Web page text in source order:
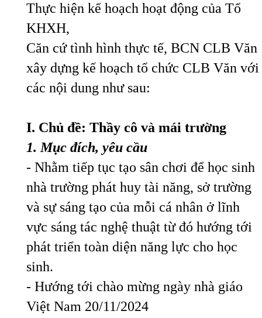
Thực hiện kế hoạch hoạt động của Tổ
KHXH,
Căn cứ tình hình thực tế, BCN CLB Văn
xây dựng kế hoạch tổ chức CLB Văn với
các nội dung như sau:
I. Chủ đề: Thầy cô và mái trường
1. Mục đích, yêu cầu
- Nhằm tiếp tục tạo sân chơi để học sinh
nhà trường phát huy tài năng, sở trường
và sự sáng tạo của mỗi cá nhân ở lĩnh
vực sáng tác nghệ thuật từ đó hướng tới
phát triển toàn diện năng lực cho học
sinh.
- Hướng tới chào mừng ngày nhà giáo
Việt Nam 20/11/2024